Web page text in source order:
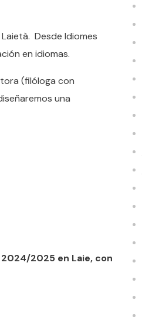
Desde Idiomes
en idiomas.
(filóloga con
una
2025 en Laie, con